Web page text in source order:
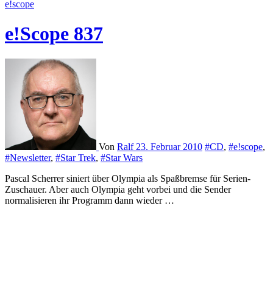
e!scope
e!Scope 837
Von Ralf 23. Februar 2010 #CD, #e!scope,
#Newsletter, #Star Trek, #Star Wars
Pascal Scherrer siniert über Olympia als Spaßbremse für Serien-
Zuschauer. Aber auch Olympia geht vorbei und die Sender
normalisieren ihr Programm dann wieder …